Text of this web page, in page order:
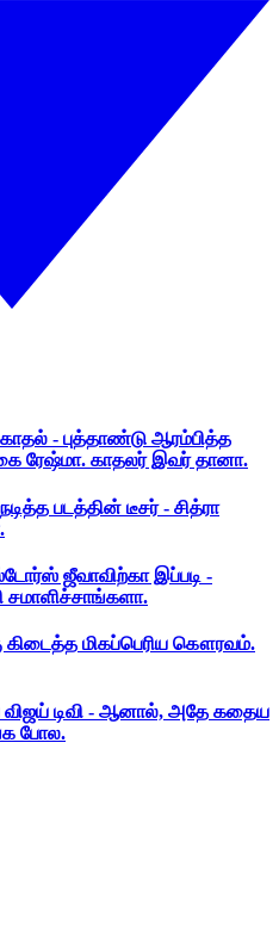
- புத்தாண்டு ஆரம்பித்த
ரேஷ்மா. காதலர் இவர் தானா.
படத்தின் டீசர் - சித்ரா
ஜீவாவிற்கா இப்படி -
சமாளிச்சாங்களா.
கிடைத்த மிகப்பெரிய கௌரவம்.
டிவி - ஆனால், அதே கதைய
போல.